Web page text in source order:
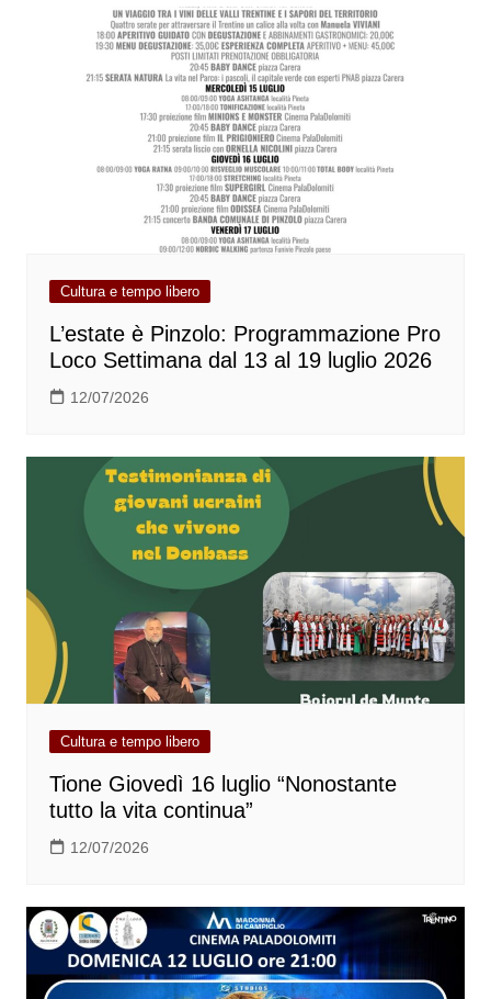
Cultura e tempo libero
L’estate è Pinzolo: Programmazione Pro
Loco Settimana dal 13 al 19 luglio 2026
12/07/2026
Cultura e tempo libero
Tione Giovedì 16 luglio “Nonostante
tutto la vita continua”
12/07/2026